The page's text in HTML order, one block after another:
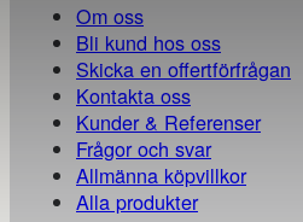
Om oss
Bli kund hos oss
Skicka en offertförfrågan
Kontakta oss
Kunder & Referenser
Frågor och svar
Allmänna köpvillkor
Alla produkter